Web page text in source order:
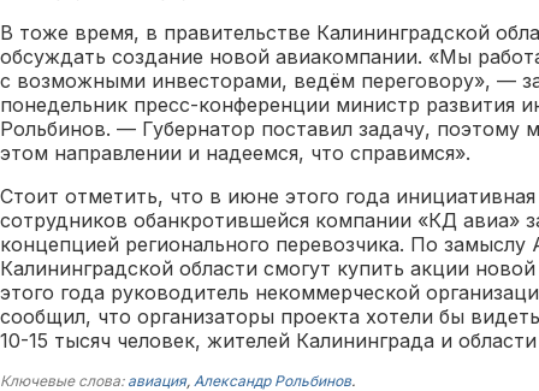
В тоже время, в правительстве Калининградской
обсуждать создание новой авиакомпании. «Мы
с возможными инвесторами, ведём переговору», —
понедельник пресс-конференции министр развития
Рольбинов. — Губернатор поставил задачу, поэтому
этом направлении и надеемся, что справимся».
Стоит отметить, что в июне этого года
сотрудников обанкротившейся компании «КД авиа»
концепцией регионального перевозчика. По
Калининградской области смогут купить акции
этого года руководитель некоммерческой
сообщил, что организаторы проекта хотели бы
10-15 тысяч человек, жителей Калининграда и
Ключевые слова: авиация, Александр Рольбинов.